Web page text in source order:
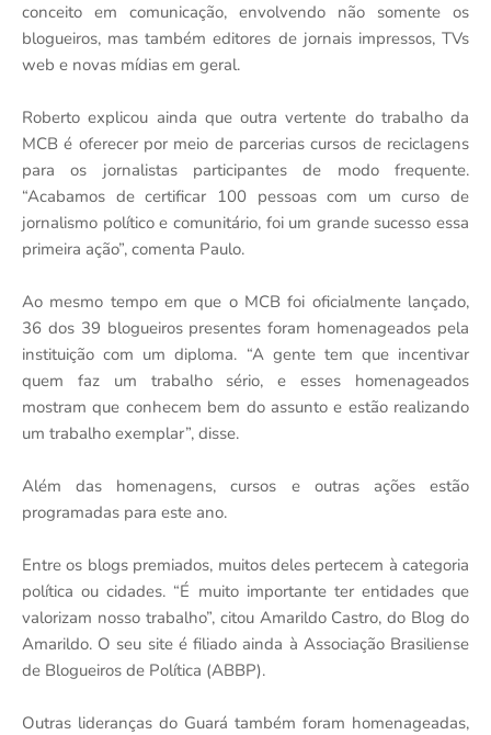
conceito em comunicação, envolvendo não somente os
blogueiros, mas também editores de jornais impressos, TVs
web e novas mídias em geral.
Roberto explicou ainda que outra vertente do trabalho da
MCB é oferecer por meio de parcerias cursos de reciclagens
para os jornalistas participantes de modo frequente.
“Acabamos de certificar 100 pessoas com um curso de
jornalismo político e comunitário, foi um grande sucesso essa
primeira ação”, comenta Paulo.
Ao mesmo tempo em que o MCB foi oficialmente lançado,
36 dos 39 blogueiros presentes foram homenageados pela
instituição com um diploma. “A gente tem que incentivar
quem faz um trabalho sério, e esses homenageados
mostram que conhecem bem do assunto e estão realizando
um trabalho exemplar”, disse.
Além das homenagens, cursos e outras ações estão
programadas para este ano.
Entre os blogs premiados, muitos deles pertecem à categoria
política ou cidades. “É muito importante ter entidades que
valorizam nosso trabalho”, citou Amarildo Castro, do Blog do
Amarildo. O seu site é filiado ainda à Associação Brasiliense
de Blogueiros de Política (ABBP).
Outras lideranças do Guará também foram homenageadas,